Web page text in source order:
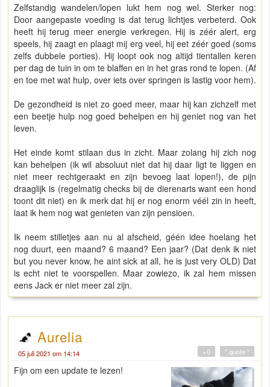
Zelfstandig wandelen/lopen lukt hem nog wel. Sterker nog:
Door aangepaste voeding is dat terug lichtjes verbeterd. Ook
heeft hij terug meer energie verkregen. Hij is zéér alert, erg
speels, hij zaagt en plaagt mij erg veel, hij eet zéér goed (soms
zelfs dubbele porties). Hij loopt ook nog altijd tientallen keren
per dag de tuin in om te blaffen en in het gras rond te lopen. (Af
en toe met wat hulp, over iets over springen is lastig voor hem).
De gezondheid is niet zo goed meer, maar hij kan zichzelf met
een beetje hulp nog goed behelpen en hij geniet nog van het
leven.
Het einde komt stilaan dus in zicht. Maar zolang hij zich nog
kan behelpen (ik wil absoluut niet dat hij daar ligt te liggen en
niet meer rechtgeraakt en zijn bevoeg laat lopen!), de pijn
draaglijk is (regelmatig checks bij de dierenarts want een hond
toont dit niet) en ik merk dat hij er nog enorm véél zin in heeft,
laat ik hem nog wat genieten van zijn pensioen.
Ik neem stilletjes aan nu al afscheid, géén idee hoelang het
nog duurt, een maand? 6 maand? Een jaar? (Dat denk ik niet
but you never know, he aint sick at all, he is just very OLD) Dat
is echt niet te voorspellen. Maar zowiezo, ik zal hem missen
eens Jack er niet meer zal zijn.
Aurelia
05 juli 2021 om 14:14 " quote "
+0
Fijn om een update te lezen!